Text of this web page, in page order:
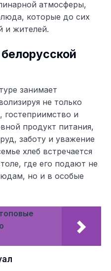
атмосферы,
которые до сих
и жителей.
занимает
не только
гостеприимство и
продукт питания,
заботу и уважение
хлеб встречается
где его подают не
но и в особые